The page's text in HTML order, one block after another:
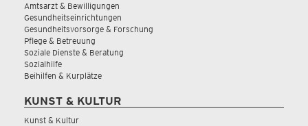
Amtsarzt & Bewilligungen
Gesundheitseinrichtungen
Gesundheitsvorsorge & Forschung
Pflege & Betreuung
Soziale Dienste & Beratung
Sozialhilfe
Beihilfen & Kurplätze
KUNST & KULTUR
Kunst & Kultur